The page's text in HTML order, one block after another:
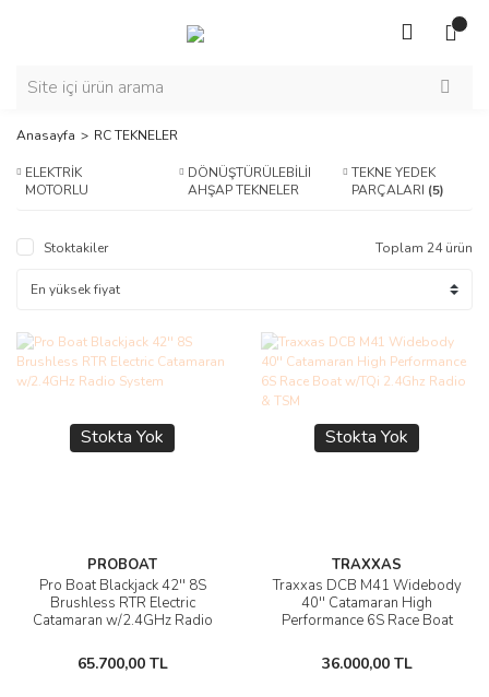
Anasayfa RC TEKNELER
ELEKTRİK
MOTORLU
DÖNÜŞTÜRÜLEBİLİR
AHŞAP TEKNELER
TEKNE YEDEK
PARÇALARI (5)
Stoktakiler Toplam 24 ürün
Stokta Yok
PROBOAT
Pro Boat Blackjack 42'' 8S
Brushless RTR Electric
Catamaran w/2.4GHz Radio
65.700,00 TL
Stokta Yok
TRAXXAS
Traxxas DCB M41 Widebody
40'' Catamaran High
Performance 6S Race Boat
36.000,00 TL